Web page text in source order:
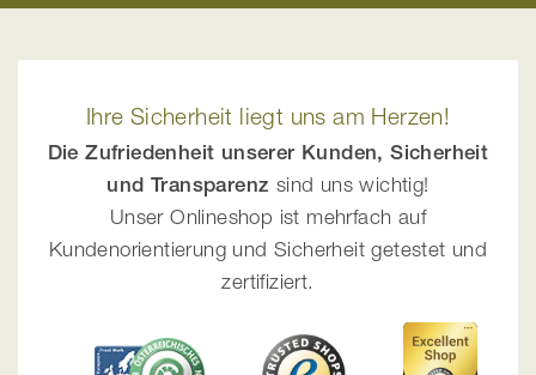
Ihre Sicherheit liegt uns am Herzen!
Die Zufriedenheit unserer Kunden, Sicherheit
und Transparenz sind uns wichtig!
Unser Onlineshop ist mehrfach auf
Kundenorientierung und Sicherheit getestet und
zertifiziert.